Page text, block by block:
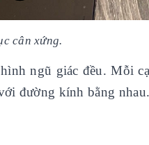
cân xứng.
ngũ giác đều. Mỗi
đường kính bằng